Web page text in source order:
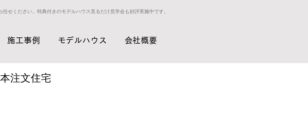
せください。特典付きのモデルハウス見るだけ見学会も好評実施中です。
施工事例 モデルハウス 会社概要
注文住宅